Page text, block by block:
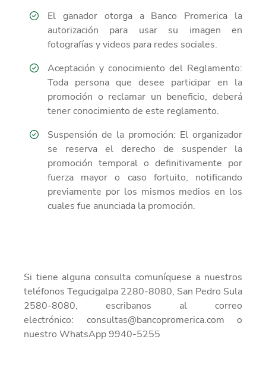
El ganador otorga a Banco Promerica la
autorización para usar su imagen en
fotografías y videos para redes sociales.
Aceptación y conocimiento del Reglamento:
Toda persona que desee participar en la
promoción o reclamar un beneficio, deberá
tener conocimiento de este reglamento.
Suspensión de la promoción: El organizador
se reserva el derecho de suspender la
promoción temporal o definitivamente por
fuerza mayor o caso fortuito, notificando
previamente por los mismos medios en los
cuales fue anunciada la promoción.
Si tiene alguna consulta comuníquese a nuestros
teléfonos Tegucigalpa 2280-8080, San Pedro Sula
2580-8080, escribanos al correo
electrónico: consultas@bancopromerica.com o
nuestro WhatsApp 9940-5255